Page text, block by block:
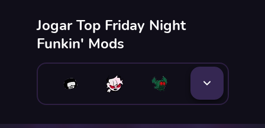
Jogar Top Friday Night
Funkin' Mods